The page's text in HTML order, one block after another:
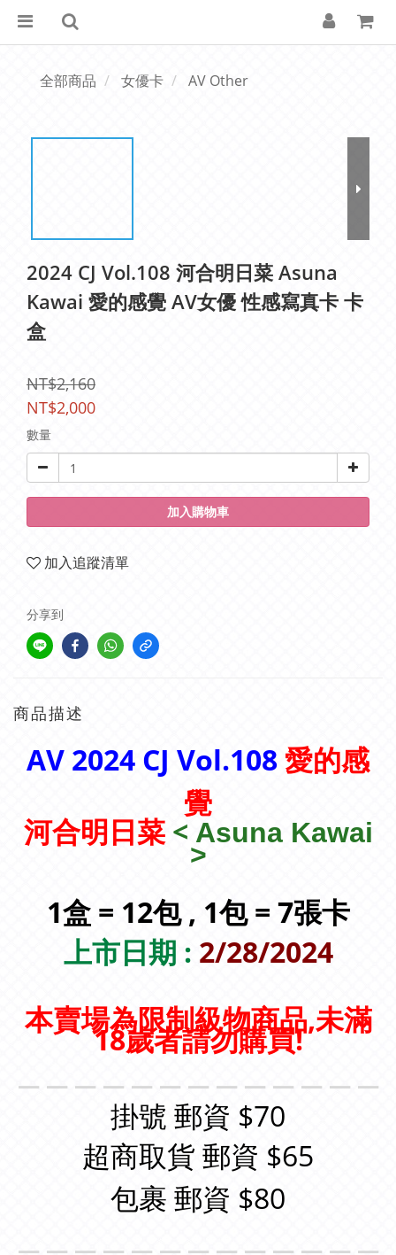
全部商品 女優卡 AV Other
2024 CJ Vol.108 河合明日菜 Asuna
Kawai 愛的感覺 AV女優 性感寫真卡 卡
盒
NT$2,160
NT$2,000
數量
加入購物車
加入追蹤清單
分享到
商品描述
AV 2024 CJ Vol.108 愛的感
覺
河合明日菜 < Asuna Kawai
>
1盒 = 12包 , 1包 = 7張卡
上市日期 : 2/28/2024
本賣場為限制級物商品,未滿
18歲者請勿購買!
掛號 郵資 $70
超商取貨 郵資 $65
包裹 郵資 $80